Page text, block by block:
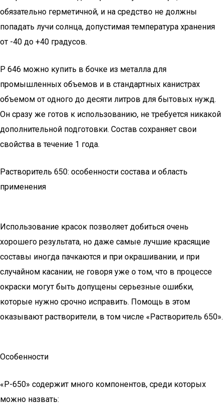
обязательно герметичной, и на средство не должны
попадать лучи солнца, допустимая температура хранения
от -40 до +40 градусов.
Р 646 можно купить в бочке из металла для
промышленных объемов и в стандартных канистрах
объемом от одного до десяти литров для бытовых нужд.
Он сразу же готов к использованию, не требуется никакой
дополнительной подготовки. Состав сохраняет свои
свойства в течение 1 года.
Растворитель 650: особенности состава и область
применения
Использование красок позволяет добиться очень
хорошего результата, но даже самые лучшие красящие
составы иногда пачкаются и при окрашивании, и при
случайном касании, не говоря уже о том, что в процессе
окраски могут быть допущены серьезные ошибки,
которые нужно срочно исправить. Помощь в этом
оказывают растворители, в том числе «Растворитель 650».
Особенности
«Р-650» содержит много компонентов, среди которых
можно назвать: